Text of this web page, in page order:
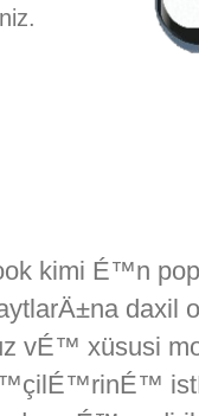
kimi É™n
daxil
xüsusi